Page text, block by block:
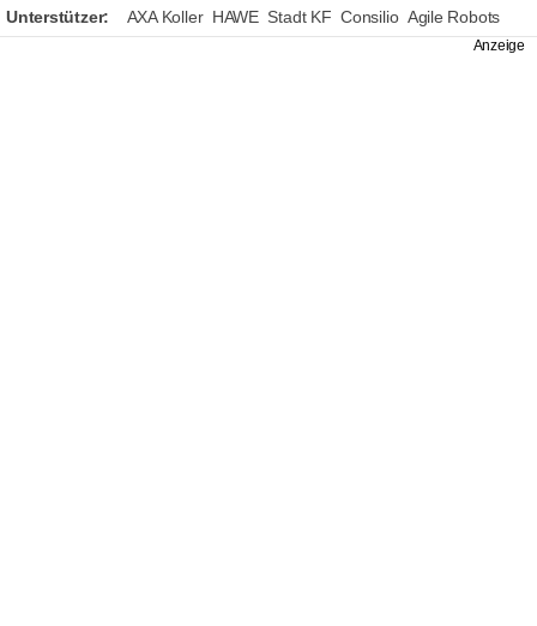
Unterstützer: AXA Koller HAWE Stadt KF Consilio Agile Robots